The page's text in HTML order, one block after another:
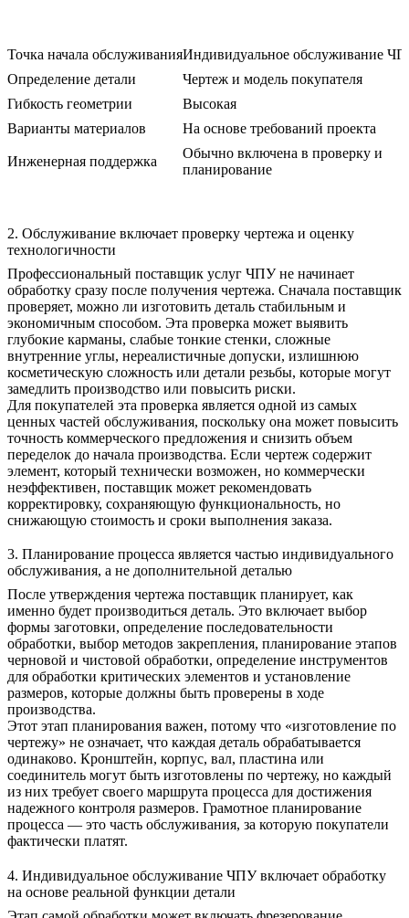
Точка начала обслуживанияИндивидуальное обслуживание
Определение детали
Чертеж и модель покупателя
Гибкость геометрии
Высокая
Варианты материалов
На основе требований проекта
Инженерная поддержка
Обычно включена в проверку и
планирование
2. Обслуживание включает проверку чертежа и оценку
технологичности
Профессиональный поставщик услуг ЧПУ не начинает
обработку сразу после получения чертежа. Сначала поставщик
проверяет, можно ли изготовить деталь стабильным и
экономичным способом. Эта проверка может выявить
глубокие карманы, слабые тонкие стенки, сложные
внутренние углы, нереалистичные допуски, излишнюю
косметическую сложность или детали резьбы, которые могут
замедлить производство или повысить риски.
Для покупателей эта проверка является одной из самых
ценных частей обслуживания, поскольку она может повысить
точность коммерческого предложения и снизить объем
переделок до начала производства. Если чертеж содержит
элемент, который технически возможен, но коммерчески
неэффективен, поставщик может рекомендовать
корректировку, сохраняющую функциональность, но
снижающую стоимость и сроки выполнения заказа.
3. Планирование процесса является частью индивидуального
обслуживания, а не дополнительной деталью
После утверждения чертежа поставщик планирует, как
именно будет производиться деталь. Это включает выбор
формы заготовки, определение последовательности
обработки, выбор методов закрепления, планирование этапов
черновой и чистовой обработки, определение инструментов
для обработки критических элементов и установление
размеров, которые должны быть проверены в ходе
производства.
Этот этап планирования важен, потому что «изготовление по
чертежу» не означает, что каждая деталь обрабатывается
одинаково. Кронштейн, корпус, вал, пластина или
соединитель могут быть изготовлены по чертежу, но каждый
из них требует своего маршрута процесса для достижения
надежного контроля размеров. Грамотное планирование
процесса — это часть обслуживания, за которую покупатели
фактически платят.
4. Индивидуальное обслуживание ЧПУ включает обработку
на основе реальной функции детали